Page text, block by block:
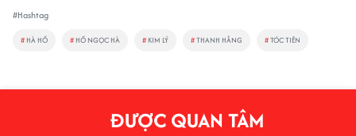
#Hashtag
# HÀ HỒ # HỒ NGỌC HÀ # KIM LÝ #THANH HẰNG #TÓC TIÊN
ĐƯỢC QUAN TÂM